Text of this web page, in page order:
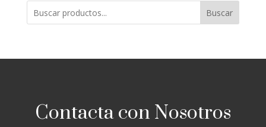
Buscar
Contacta con Nosotros